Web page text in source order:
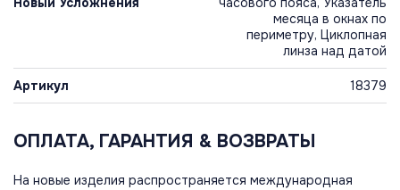
месяца в окнах по
периметру, Циклопная
линза над датой
Артикул 18379
ОПЛАТА, ГАРАНТИЯ & ВОЗВРАТЫ
На новые изделия распространяется международная